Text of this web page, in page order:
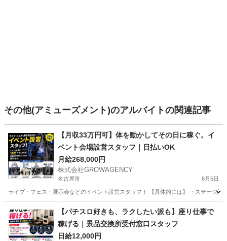
その他(アミューズメント)のアルバイトの関連記事
【月収33万円可】体を動かしてその日に稼ぐ。イ
ベント会場設営スタッフ｜日払いOK
月給268,000円
株式会社GROWAGENCY
名古屋市 8月5日
ライブ・フェス・展示会などのイベント設営スタッフ！ 【具体的には】 ・ステージ
イベントスタッフ スタッフ
【パチスロ好きも、ラクしたい派も】座り仕事で
稼げる｜景品交換所受付窓口スタッフ
日給12,000円